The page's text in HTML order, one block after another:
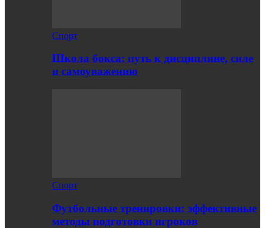
Спорт
Школа бокса: путь к дисциплине, силе
и самоуважению
Спорт
Футбольные тренировки: эффективные
методы подготовки игроков